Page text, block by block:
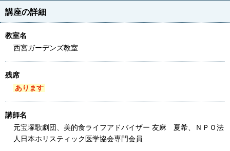
講座の詳細
教室名
西宮ガーデンズ教室
残席
あります
講師名
元宝塚歌劇団、美的食ライフアドバイザー 友麻 夏希、ＮＰＯ法
人日本ホリスティック医学協会専門会員